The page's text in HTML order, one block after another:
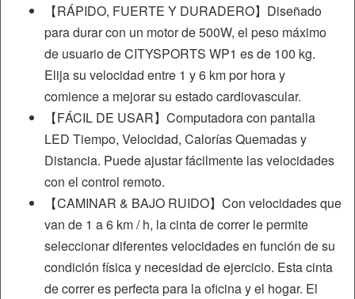
【RÁPIDO, FUERTE Y DURADERO】Diseñado
para durar con un motor de 500W, el peso máximo
de usuario de CITYSPORTS WP1 es de 100 kg.
Elija su velocidad entre 1 y 6 km por hora y
comience a mejorar su estado cardiovascular.
【FÁCIL DE USAR】Computadora con pantalla
LED Tiempo, Velocidad, Calorías Quemadas y
Distancia. Puede ajustar fácilmente las velocidades
con el control remoto.
【CAMINAR & BAJO RUIDO】Con velocidades que
van de 1 a 6 km / h, la cinta de correr le permite
seleccionar diferentes velocidades en función de su
condición física y necesidad de ejercicio. Esta cinta
de correr es perfecta para la oficina y el hogar. El